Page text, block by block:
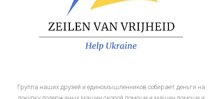
Группа наших друзей и единомышленников собирает деньги на